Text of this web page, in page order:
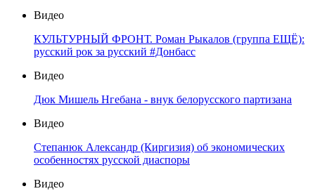
Видео
КУЛЬТУРНЫЙ ФРОНТ. Роман Рыкалов (группа ЕЩЁ):
русский рок за русский #Донбасс
Видео
Дюк Мишель Нгебана - внук белорусского партизана
Видео
Степанюк Александр (Киргизия) об экономических
особенностях русской диаспоры
Видео